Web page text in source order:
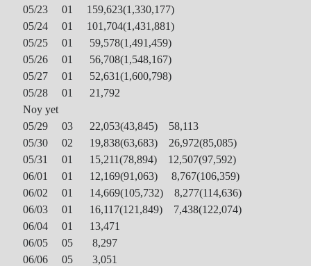
05/23 01 159,623(1,330,177)
05/24 01 101,704(1,431,881)
05/25 01 59,578(1,491,459)
05/26 01 56,708(1,548,167)
05/27 01 52,631(1,600,798)
05/28 01 21,792
Noy yet
05/29 03 22,053(43,845) 58,113
05/30 02 19,838(63,683) 26,972(85,085)
05/31 01 15,211(78,894) 12,507(97,592)
06/01 01 12,169(91,063) 8,767(106,359)
06/02 01 14,669(105,732) 8,277(114,636)
06/03 01 16,117(121,849) 7,438(122,074)
06/04 01 13,471
06/05 05 8,297
06/06 05 3,051